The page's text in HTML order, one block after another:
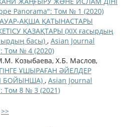
Panorama": Том № 1 (2020)
АҚША ҚАТЫНАСТАРЫ
ҚАЗАҚТАРЫ (ХІХ ғасырдың
басы) , Asian Journal
Том № 4 (2020)
Козыбаева, Х.Б. Маслов,
ҰШЫРАҒАН ӘЙЕЛДЕР
БОЙЫНША) , Asian Journal
Том 8 № 3 (2021)
>>